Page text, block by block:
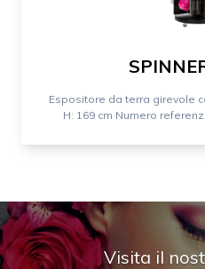
Espositore da terra girevole
H: 169 cm Numero
Visita il